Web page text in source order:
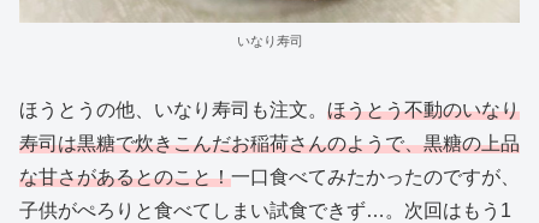
いなり寿司
ほうとうの他、いなり寿司も注文。 ほうとう不動のいなり
寿司は黒糖で炊きこんだお稲荷さんのようで、黒糖の上品
な甘さがあるとのこと！一口食べてみたかったのですが、
子供がぺろりと食べてしまい試食できず…。次回はもう1